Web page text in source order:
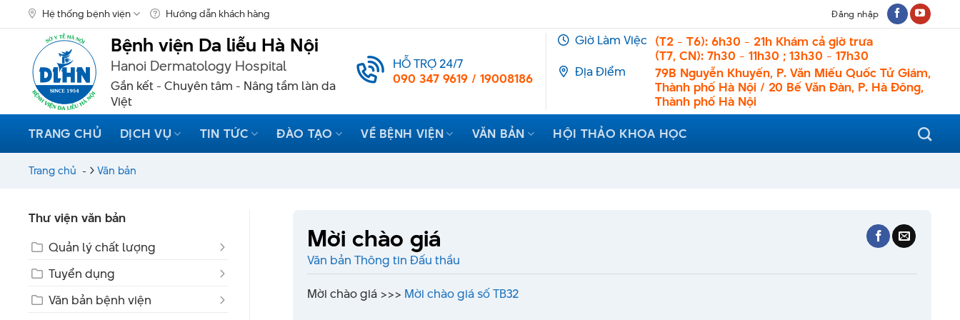
Hệ thống bệnh viện Hướng dẫn khách hàng Đăng nhập
Bệnh viện Da liễu Hà Nội
Hanoi Dermatology Hospital
Gắn kết - Chuyên tâm - Nâng tầm làn da
Việt
HỖ TRỢ 24/7
090 347 9619 / 19008186
Giờ Làm Việc (T2 - T6): 6h30 - 21h Khám cả giờ trưa
(T7, CN): 7h30 - 11h30 ; 13h30 - 17h30
Địa Điểm
79B Nguyễn Khuyến, P. Văn Miếu Quốc Tử Giám,
Thành phố Hà Nội / 20 Bế Văn Đàn, P. Hà Đông,
Thành phố Hà Nội
TRANG CHỦ
DỊCH VỤ TIN TỨC ĐÀO TẠO VỀ BỆNH VIỆN VĂN BẢN HỘI THẢO KHOA HỌC
Trang chủ - Văn bản
Thư viện văn bản
Quản lý chất lượng
Tuyển dụng
Văn bản bệnh viện
Mời chào giá
Văn bản Thông tin Đấu thầu
Mời chào giá >>> Mời chào giá số TB32